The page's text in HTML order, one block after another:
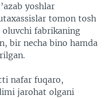
yoshlar
tomon tosh
fabrikaning
bir necha bino hamda
nafar fuqaro,
jarohat olgani